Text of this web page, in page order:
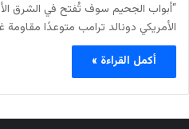
“أبواب الجحيم سوف تُفتح في الشرق
الأمريكي دونالد ترامب متوعدًا
أكمل القراءة »